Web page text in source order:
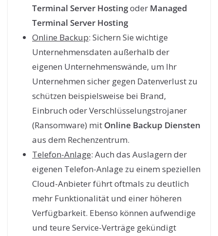
Terminal Server Hostingoder Managed
Terminal Server Hosting
Online Backup: Sichern Sie wichtige
Unternehmensdaten außerhalb der
eigenen Unternehmenswände, um Ihr
Unternehmen sicher gegen Datenverlust zu
schützen beispielsweise bei Brand,
Einbruch oder Verschlüsselungstrojaner
(Ransomware) mit Online Backup Diensten
aus dem Rechenzentrum.
Telefon-Anlage: Auch das Auslagern der
eigenen Telefon-Anlage zu einem speziellen
Cloud-Anbieter führt oftmals zu deutlich
mehr Funktionalität und einer höheren
Verfügbarkeit. Ebenso können aufwendige
und teure Service-Verträge gekündigt